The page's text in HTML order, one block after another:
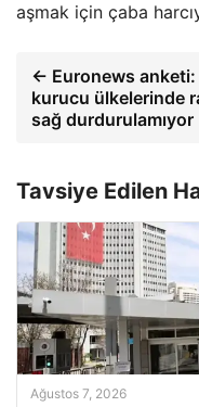
aşmak için çaba
← Euronews anketi:
kurucu ülkelerinde
sağ durdurulamıyor
Tavsiye Edilen
Ağustos 7, 2026